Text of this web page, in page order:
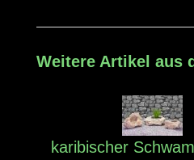
Weitere Artikel aus
karibischer